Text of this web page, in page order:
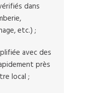
dans
etc.) ;
avec des
près
local ;